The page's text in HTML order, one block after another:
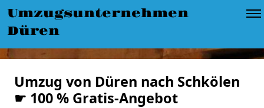
Umzugsunternehmen
Düren
Umzug von Düren nach Schkölen
☛ 100 % Gratis-Angebot